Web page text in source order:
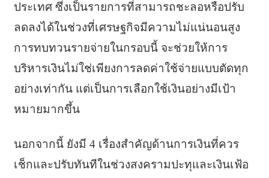
ประเทศ ซึ่งเป็นรายการที่สามารถชะลอหรือปรับ
ลดลงได้ในช่วงที่เศรษฐกิจมีความไม่แน่นอนสูง
การทบทวนรายจ่ายในกรอบนี้ จะช่วยให้การ
บริหารเงินไม่ใช่เพียงการลดค่าใช้จ่ายแบบตัดทุก
อย่างเท่ากัน แต่เป็นการเลือกใช้เงินอย่างมีเป้า
หมายมากขึ้น
นอกจากนี้ ยังมี 4 เรื่องสำคัญด้านการเงินที่ควร
เช็กและปรับทันทีในช่วงสงครามปะทุและเงินเฟ้อ